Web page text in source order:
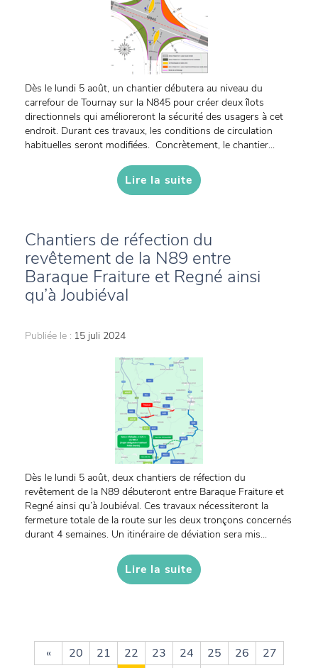
Dès le lundi 5 août, un chantier débutera au niveau du
carrefour de Tournay sur la N845 pour créer deux îlots
directionnels qui amélioreront la sécurité des usagers à cet
endroit. Durant ces travaux, les conditions de circulation
habituelles seront modifiées. Concrètement, le chantier...
Lire la suite
Chantiers de réfection du
revêtement de la N89 entre
Baraque Fraiture et Regné ainsi
qu’à Joubiéval
Publiée le : 15 juli 2024
Dès le lundi 5 août, deux chantiers de réfection du
revêtement de la N89 débuteront entre Baraque Fraiture et
Regné ainsi qu’à Joubiéval. Ces travaux nécessiteront la
fermeture totale de la route sur les deux tronçons concernés
durant 4 semaines. Un itinéraire de déviation sera mis...
Lire la suite
« 20 21 22 23 24 25 26
27